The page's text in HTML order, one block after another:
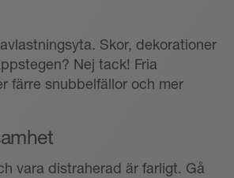
Skor, dekorationer
Nej tack! Fria
färre snubbelfällor och mer
vara distraherad är farligt. Gå